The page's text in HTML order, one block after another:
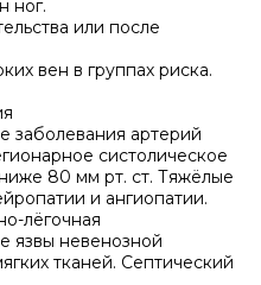
ног.
или после
вен в группах риска.
заболевания артерий
систолическое
80 мм рт. ст. Тяжёлые
и ангиопатии.
лёгочная
язвы невенозной
тканей. Септический